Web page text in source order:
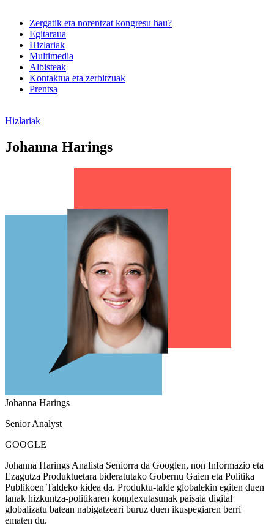
Zergatik eta norentzat kongresu hau?
Egitaraua
Hizlariak
Multimedia
Albisteak
Kontaktua eta zerbitzuak
Prentsa
Hizlariak
Johanna Harings
Johanna Harings
Senior Analyst
GOOGLE
Johanna Harings Analista Seniorra da Googlen, non Informazio eta
Ezagutza Produktuetara bideratutako Gobernu Gaien eta Politika
Publikoen Taldeko kidea da. Produktu-talde globalekin egiten duen
lanak hizkuntza-politikaren konplexutasunak paisaia digital
globalizatu batean nabigatzeari buruz duen ikuspegiaren berri
ematen du.